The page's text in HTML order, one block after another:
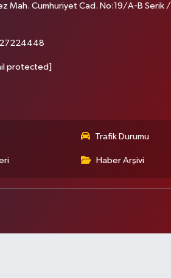
Mah. Cumhuriyet Cad. No:19/A-B Serik /
protected]
Trafik Durumu
Haber Arşivi